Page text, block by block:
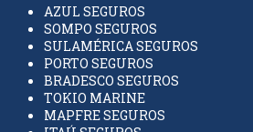
AZUL SEGUROS
SOMPO SEGUROS
SULAMÉRICA SEGUROS
PORTO SEGUROS
BRADESCO SEGUROS
TOKIO MARINE
MAPFRE SEGUROS